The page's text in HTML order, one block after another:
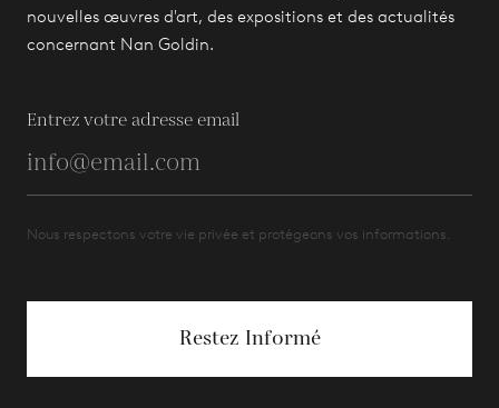
nouvelles œuvres d'art, des expositions et des actualités
concernant Nan Goldin.
Entrez votre adresse email
Nous respectons votre vie privée et protégeons vos informations.
Restez Informé